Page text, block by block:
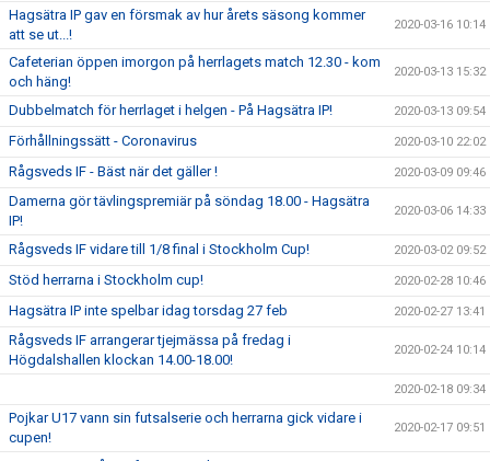
Hagsätra IP gav en försmak av hur årets säsong kommer
att se ut...!
2020-03-16 10:14
Cafeterian öppen imorgon på herrlagets match 12.30 - kom
och häng!
2020-03-13 15:32
Dubbelmatch för herrlaget i helgen - På Hagsätra IP! 2020-03-13 09:54
Förhållningssätt - Coronavirus 2020-03-10 22:02
Rågsveds IF - Bäst när det gäller ! 2020-03-09 09:46
Damerna gör tävlingspremiär på söndag 18.00 - Hagsätra
IP!
2020-03-06 14:33
Rågsveds IF vidare till 1/8 final i Stockholm Cup! 2020-03-02 09:52
Stöd herrarna i Stockholm cup! 2020-02-28 10:46
Hagsätra IP inte spelbar idag torsdag 27 feb 2020-02-27 13:41
Rågsveds IF arrangerar tjejmässa på fredag i
Högdalshallen klockan 14.00-18.00!
2020-02-24 10:14
2020-02-18 09:34
Pojkar U17 vann sin futsalserie och herrarna gick vidare i
cupen!
2020-02-17 09:51